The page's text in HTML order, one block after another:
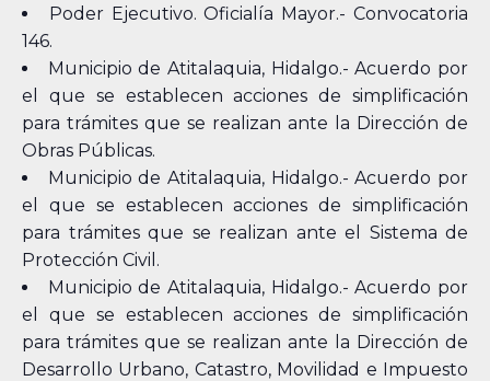
Poder Ejecutivo. Oficialía Mayor.- Convocatoria
146.
Municipio de Atitalaquia, Hidalgo.- Acuerdo por
el que se establecen acciones de simplificación
para trámites que se realizan ante la Dirección de
Obras Públicas.
Municipio de Atitalaquia, Hidalgo.- Acuerdo por
el que se establecen acciones de simplificación
para trámites que se realizan ante el Sistema de
Protección Civil.
Municipio de Atitalaquia, Hidalgo.- Acuerdo por
el que se establecen acciones de simplificación
para trámites que se realizan ante la Dirección de
Desarrollo Urbano, Catastro, Movilidad e Impuesto